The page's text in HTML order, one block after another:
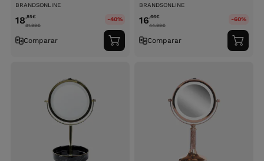
BRANDSONLINE
18,85€
31.99€
-40%
Comparar
Adicionar
ao
BRANDSONLINE
16,66€
44.99€
-60%
Comparar
ao